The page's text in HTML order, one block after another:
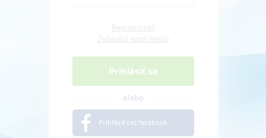
alebo
Prihlásiť cez facebook